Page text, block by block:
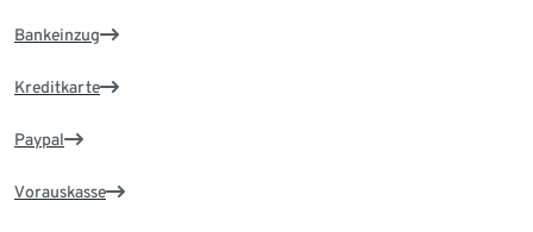
Bankeinzug
Kreditkarte
Paypal
Vorauskasse